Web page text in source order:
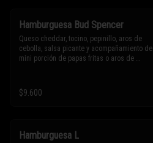
Hamburguesa Bud Spencer
Queso cheddar, tocino, pepinillo, aros de
cebolla, salsa picante y acompañamiento de
mini porción de papas fritas o aros de
* Los ingredientes no son intercambiables.
Sólo puedes solicitar eliminar un
$9.600
Hamburguesa L